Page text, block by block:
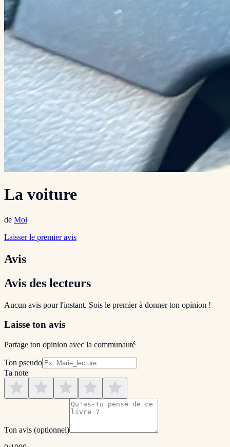
La voiture
de Moi
Laisser le premier avis
Avis
Avis des lecteurs
Aucun avis pour l'instant. Sois le premier à donner ton opinion !
Laisse ton avis
Partage ton opinion avec la communauté
Ton pseudo
Ta note
Ton avis (optionnel)